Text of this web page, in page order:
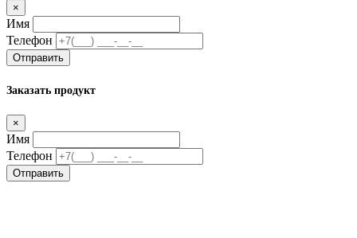
×
Имя
Телефон
Отправить
Заказать продукт
×
Имя
Телефон
Отправить